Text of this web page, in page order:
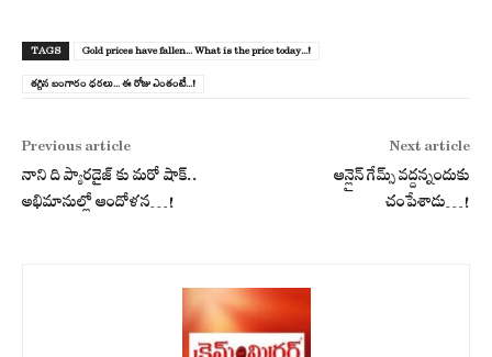
TAGS Gold prices have fallen... What is the price today...!
త‌గ్గిన బంగారం ధ‌ర‌లు... ఈ రోజు ఎంతంటే...!
Previous article
నాని ది ప్యారడైజ్ కు మరో షాక్..
అభిమానుల్లో ఆందోళన…!
Next article
ఆన్లైన్ గేమ్స్ వద్దన్నందుకు
చంపేశాడు…!